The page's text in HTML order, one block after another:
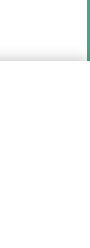
intervista a Men’s